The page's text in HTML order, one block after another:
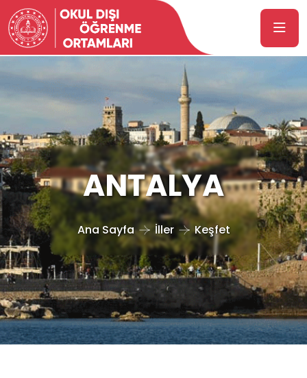
ANTALYA
Ana Sayfa İller Keşfet